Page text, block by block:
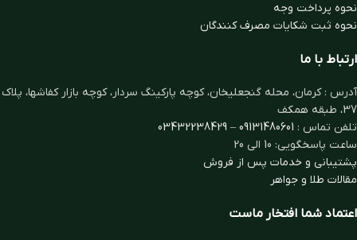
نحوه پرداخت وجه
نحوه ثبت شكايات مصرف كنندگان
ارتباط با ما
آدرس : کرمان، محله گنجعلیخان، کوچه پارکینگ سردار، کوچه بازار کفاشها، پلاک
37، طبقه همکف
تلفن تماس : 09131480601
–
03432238429
ساعت پاسخگویی: 10 الی 20
پشتیبانی و خدمات پس از فروش
مقالات طلا و جواهر
اعتماد شما افتخار ماست